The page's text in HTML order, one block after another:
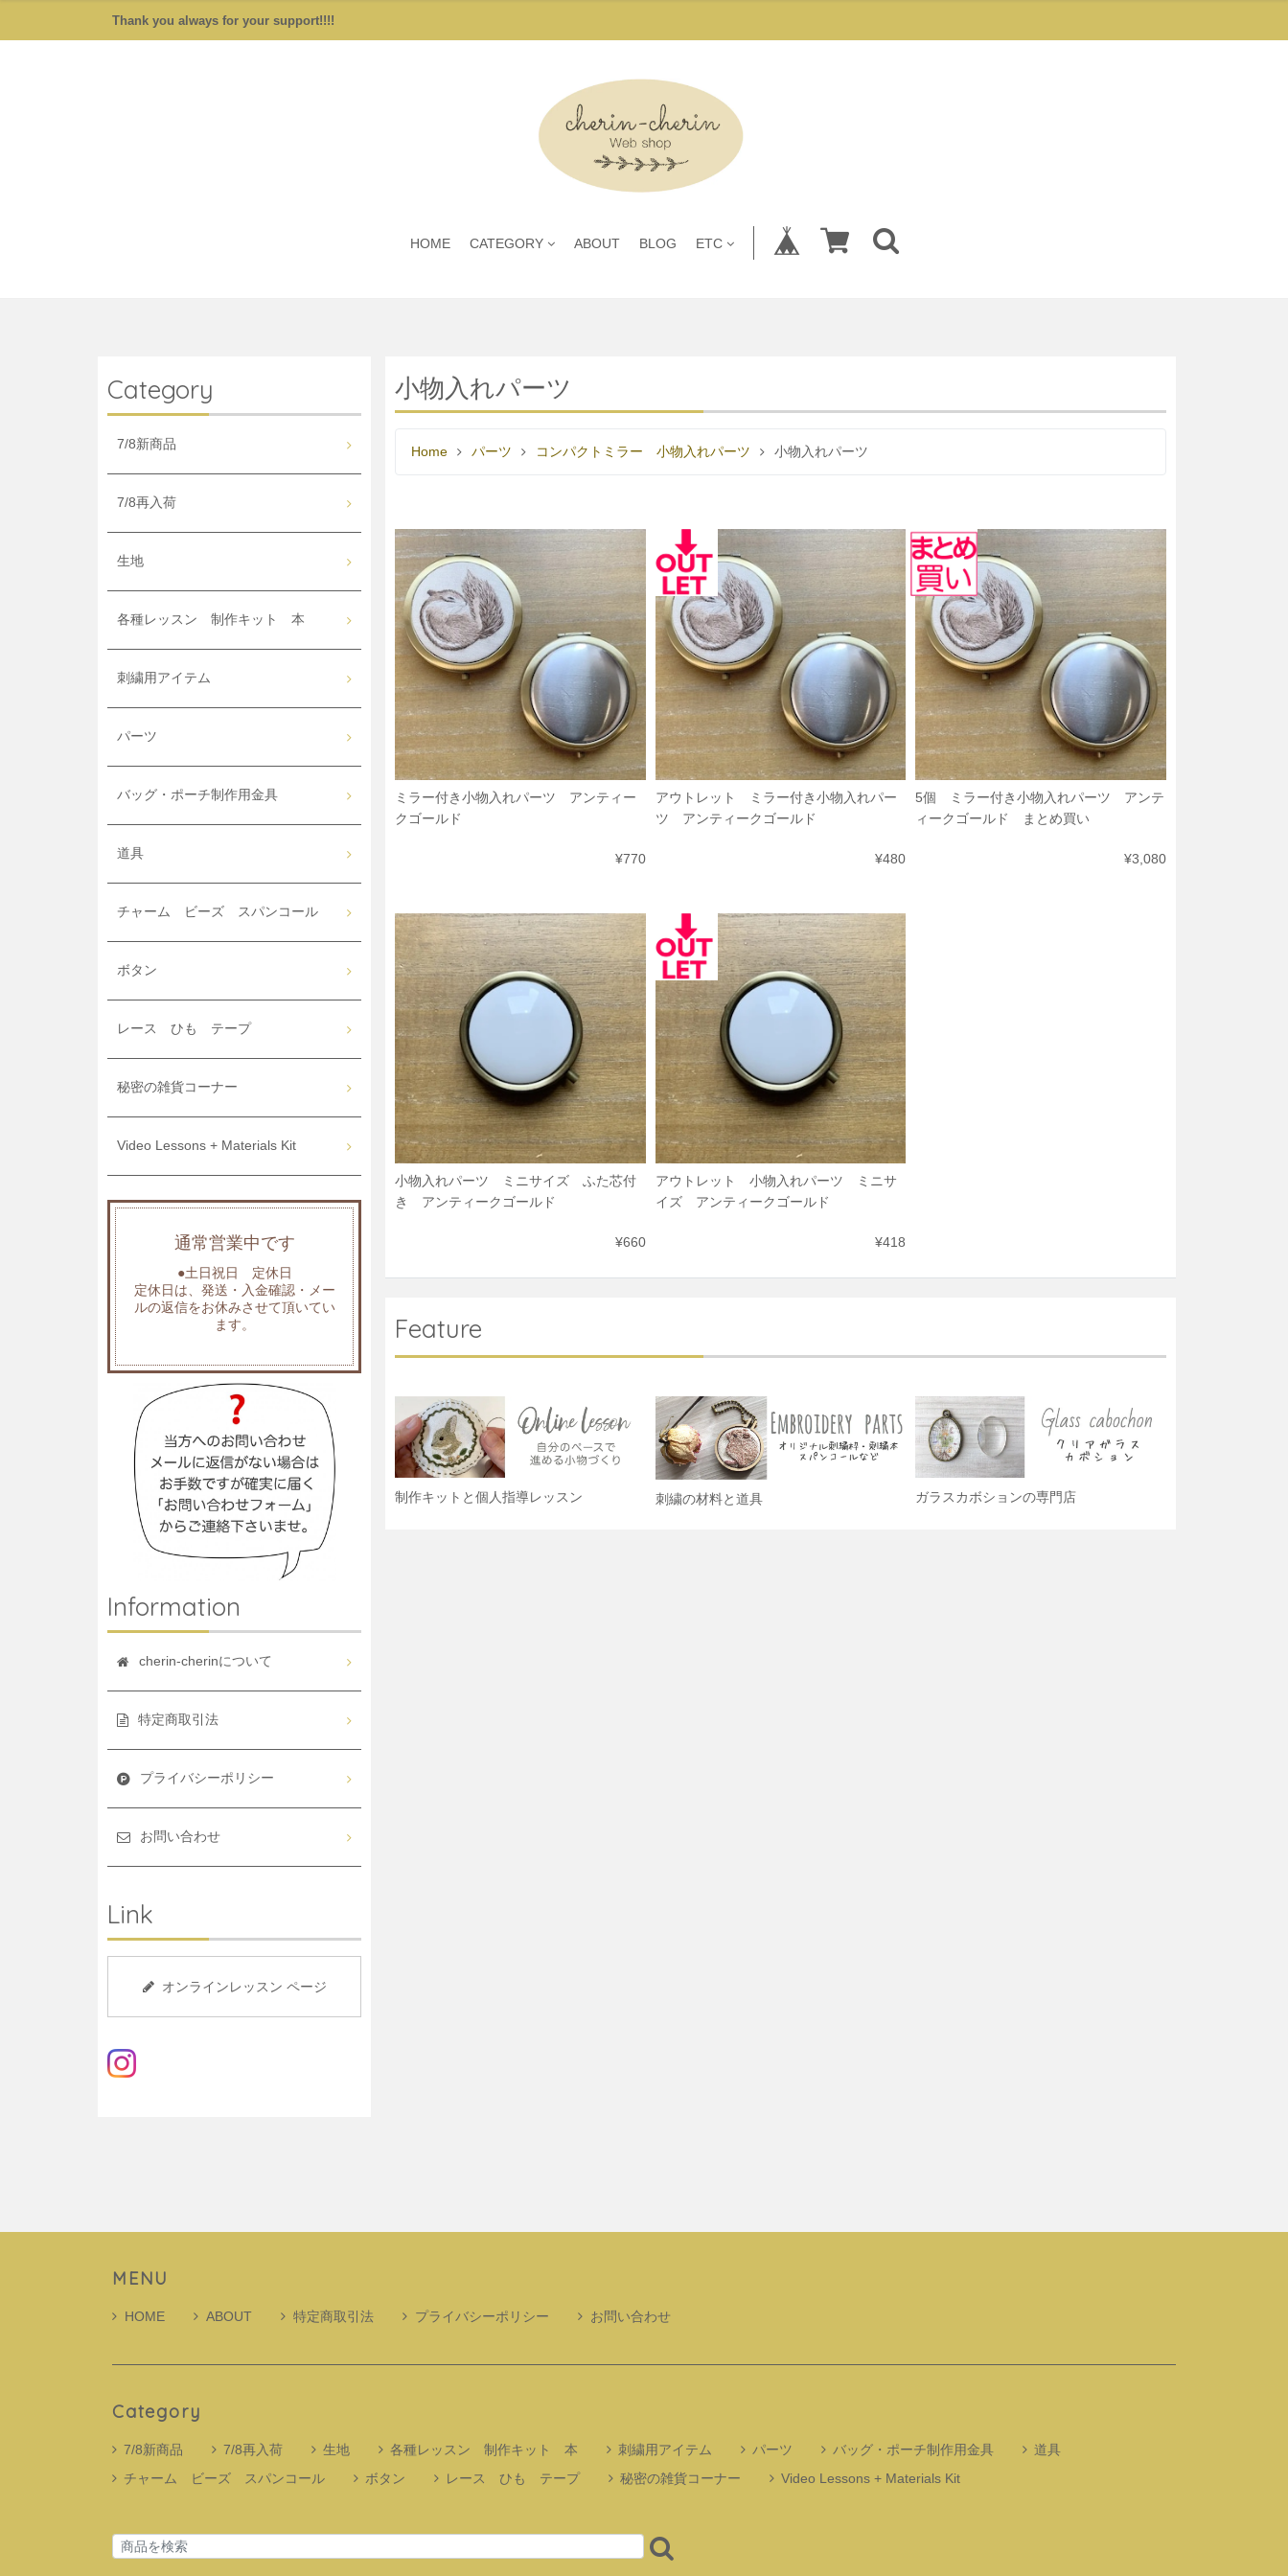
Thank you always for your support!!!!
HOME CATEGORY ABOUT BLOG ETC
小物入れパーツ
Home パーツ コンパクトミラー 小物入れパーツ 小物入れパーツ
ミラー付き小物入れパーツ アンティー
クゴールド
¥770
アウトレット ミラー付き小物入れパー
ツ アンティークゴールド
¥480
5個 ミラー付き小物入れパーツ アンテ
ィークゴールド まとめ買い
¥3,080
小物入れパーツ ミニサイズ ふた芯付
き アンティークゴールド
¥660
アウトレット 小物入れパーツ ミニサ
イズ アンティークゴールド
¥418
Feature
制作キットと個人指導レッスン 刺繍の材料と道具 ガラスカボションの専門店
Category
7/8新商品
7/8再入荷
生地
各種レッスン 制作キット 本
刺繍用アイテム
パーツ
バッグ・ポーチ制作用金具
道具
チャーム ビーズ スパンコール
ボタン
レース ひも テープ
秘密の雑貨コーナー
Video Lessons + Materials Kit
通常営業中です
●土日祝日 定休日
定休日は、発送・入金確認・メー
ルの返信をお休みさせて頂いてい
ます。
Information
cherin-cherinについて
特定商取引法
プライバシーポリシー
お問い合わせ
Link
オンラインレッスン ページ
MENU
HOME ABOUT 特定商取引法 プライバシーポリシー お問い合わせ
Category
7/8新商品 7/8再入荷 生地 各種レッスン 制作キット 本 刺繍用アイテム パーツ バッグ・ポーチ制作用金具
道具
チャーム ビーズ スパンコール
ボタン レース ひも テープ 秘密の雑貨コーナー Video Lessons + Materials Kit